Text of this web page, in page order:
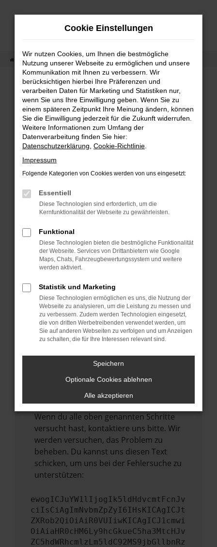
Zum
Startseite Fahrzeugangebot Fahrzeug-Showroom
Fehler: Network Error
Beim Laden ist ein Fehler aufgetreten.
Hier sind ein paar Tipps, die dir helfen können:
Überprüfe deine Firewall und deine
Internetverbindung.
deine Suchmaschine?
Prüfe deine Browsererweiterungen.
können das Laden bestimmter Seiten
verhindern. Funktioniert die Seite in einem
anderen Browser oder in einem privaten
Fenster?
Das kann manchmal helfen,
vorübergehende Probleme zu beheben.
Stelle sicher, dass dein Browser und dein
Betriebssystem auf dem neuesten Stand
sind.
Veraltete Software birgt nicht nur ein
Sicherheitsrisiko, sondern kann auch dazu
führen, dass bestimmte Funktionen nicht
Wende dich an den Webseitenbetreiber.
Wenn du alle oben genannten Schritte
versucht hast, kontaktiere uns bitte. Wir
werden versuchen, das Problem zu
beheben. Du kannst uns diesen Text
schicken, um uns bei der Fehlersuche zu
unterstützen:
ewogICJuYW1lIjogIk5ldHdvcmtFcnJv
ciIsCiAgImNvbmZpZyI6IHsKICAgICJt
ZXRob2QiOiAiR0VUIiwKICAgICJ1cmwi
OiAiaHR0cHM6Ly9hcGkueC5ha3MtcHJv
ZC5hdWRhcmlzLm5ldC92MS9jbGllbnRz
Cookie Einstellungen
Wir nutzen Cookies, um Ihnen die bestmögliche
Nutzung unserer Webseite zu ermöglichen und unsere
Kommunikation mit Ihnen zu verbessern. Wir
berücksichtigen hierbei Ihre Präferenzen und
verarbeiten Daten für Marketing und Statistiken nur,
wenn Sie uns Ihre Einwilligung geben. Wenn Sie zu
einem späteren Zeitpunkt Ihre Meinung ändern, können
Sie die Einwilligung jederzeit für die Zukunft widerrufen.
Weitere Informationen zum Umfang der
Datenverarbeitung finden Sie hier:
Datenschutzerklärung Cookie-Richtlinie
Impressum
Folgende Kategorien von Cookies werden von uns eingesetzt:
Essentiell
Diese Technologien sind erforderlich, um die
Kernfunktionalität der Webseite zu gewährleisten.
Funktional
Diese Technologien bieten die bestmögliche Funktionalität
der Webseite. Services von Drittanbietern wie Google
Maps, Chats, Fahrzeugbewertungssystem und weitere
werden aktiviert.
Statistik und Marketing
Diese Technologien ermöglichen es uns, die Nutzung der
Webseite zu analysieren, um die Leistung zu messen und
zu verbessern. Zudem werden Technologien eingesetzt,
die von dritten Werbetreibenden verwendet werden, um
Sie auf anderen Webseiten zu verfolgen und um Anzeigen
zu schalten, die für Ihre Interessen relevant sind.
Speichern
Optionale Cookies ablehnen
Alle akzeptieren